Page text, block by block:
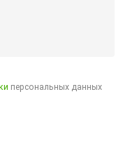
персональных данных